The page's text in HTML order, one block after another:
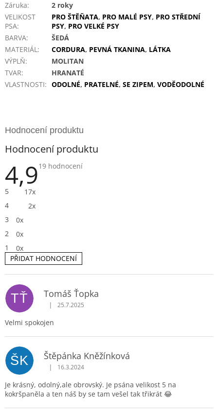
Záruka:
2 roky
VELIKOST
PSA:
PRO ŠTĚŇATA, PRO MALÉ PSY, PRO STŘEDNÍ
PSY, PRO VELKÉ PSY
BARVA:
ŠEDÁ
MATERIÁL: CORDURA, PEVNÁ TKANINA, LÁTKA
VÝPLŇ:
MOLITAN
TVAR:
HRANATÉ
VLASTNOSTI: ODOLNÉ, PRATELNÉ, SE ZIPEM, VODĚODOLNÉ
Hodnocení produktu
4,9Průměrné
19 hodnocení
5
17x
4
2x
3
0x
2
0x
1
0x
PŘIDAT HODNOCENÍ
V
ý
p
s
h
d
n
o
c
e
n
í
TŤ Tomáš Ťopka
Hodnocení produktu je 5 z 5 hvězdiček.
| 25.7.2025
Velmi spokojen
ŠK Štěpánka Kněžínková
Hodnocení produktu je 5 z 5 hvězdiček.
| 16.3.2024
Je krásný, odolný,ale obrovský. Je psána velikost 5 na
kokršpaněla a ten náš by se tam vešel tak třikrát 😂